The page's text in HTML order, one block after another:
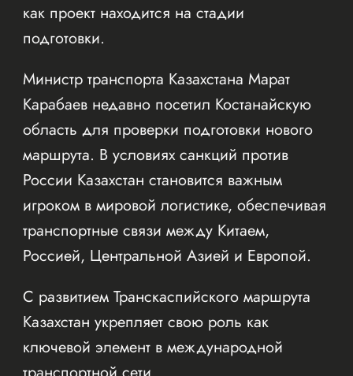
как проект находится на стадии
подготовки.
Министр транспорта Казахстана Марат
Карабаев недавно посетил Костанайскую
область для проверки подготовки нового
маршрута. В условиях санкций против
России Казахстан становится важным
игроком в мировой логистике, обеспечивая
транспортные связи между Китаем,
Россией, Центральной Азией и Европой.
С развитием Транскаспийского маршрута
Казахстан укрепляет свою роль как
ключевой элемент в международной